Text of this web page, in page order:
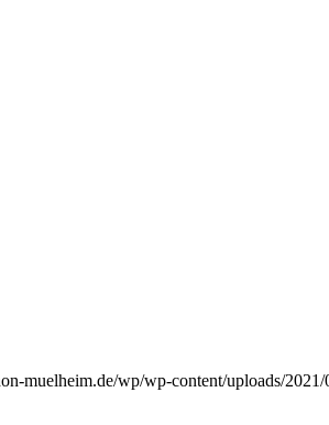
muelheim.de/wp/wp-content/uploads/